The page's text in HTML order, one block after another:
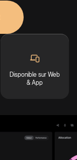
Disponible sur Web
& App